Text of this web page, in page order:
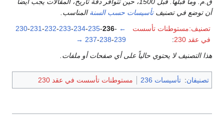
أن توضع في تصنيفتأسيسات حسب السنة المناسب.
تصنيف:مستوطنات تأسست
في عقد 230
:
←
230-231-232-233-234-235-236-
237-238-239
→
هذا التصنيف لا يحتوي حالياً على أي صفحات أو ملفات.
تصنيفان: تأسيسات 236 مستوطنات تأسست في عقد 230